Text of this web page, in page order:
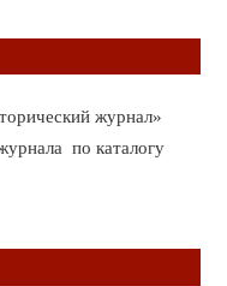
журнал»
по каталогу